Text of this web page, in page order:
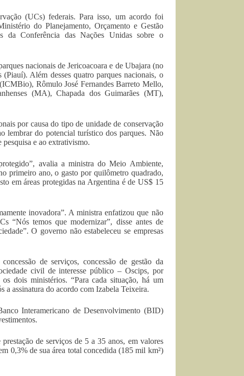
(UCs) federais. Para isso, um acordo foi
do Planejamento, Orçamento e Gestão
Conferência das Nações Unidas sobre o
nacionais de Jericoacoara e de Ubajara (no
Além desses quatro parques nacionais, o
Rômulo José Fernandes Barreto Mello,
(MA), Chapada dos Guimarães (MT),
por causa do tipo de unidade de conservação
lembrar do potencial turístico dos parques. Não
pesquisa e ao extrativismo.
avalia a ministra do Meio Ambiente,
primeiro ano, o gasto por quilômetro quadrado,
em áreas protegidas na Argentina é de US$ 15
inovadora”. A ministra enfatizou que não
“Nós temos que modernizar”, disse antes de
O governo não estabeleceu se empresas
de serviços, concessão de gestão da
civil de interesse público – Oscips, por
dois ministérios. “Para cada situação, há um
assinatura do acordo com Izabela Teixeira.
Interamericano de Desenvolvimento (BID)
de serviços de 5 a 35 anos, em valores
0,3% de sua área total concedida (185 mil km²)